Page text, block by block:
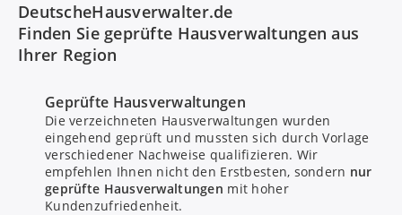
DeutscheHausverwalter.de
Finden Sie geprüfte Hausverwaltungen aus
Ihrer Region
Geprüfte Hausverwaltungen
Die verzeichneten Hausverwaltungen wurden
eingehend geprüft und mussten sich durch Vorlage
verschiedener Nachweise qualifizieren. Wir
empfehlen Ihnen nicht den Erstbesten, sondern nur
geprüfte Hausverwaltungen mit hoher
Kundenzufriedenheit.